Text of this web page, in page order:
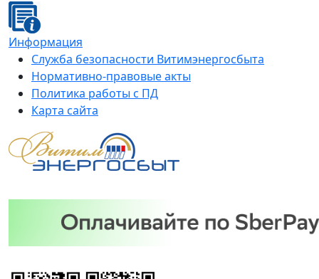
Информация
Служба безопасности Витимэнергосбыта
Нормативно-правовые акты
Политика работы с ПД
Карта сайта